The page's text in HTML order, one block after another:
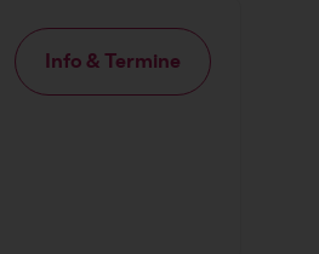
Info & Termine